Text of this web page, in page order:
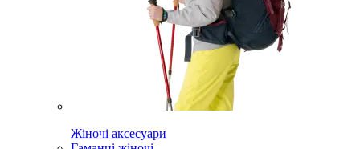
Жіночі аксесуари